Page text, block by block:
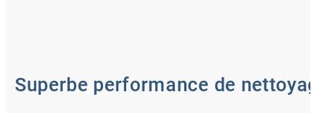
Superbe performance de